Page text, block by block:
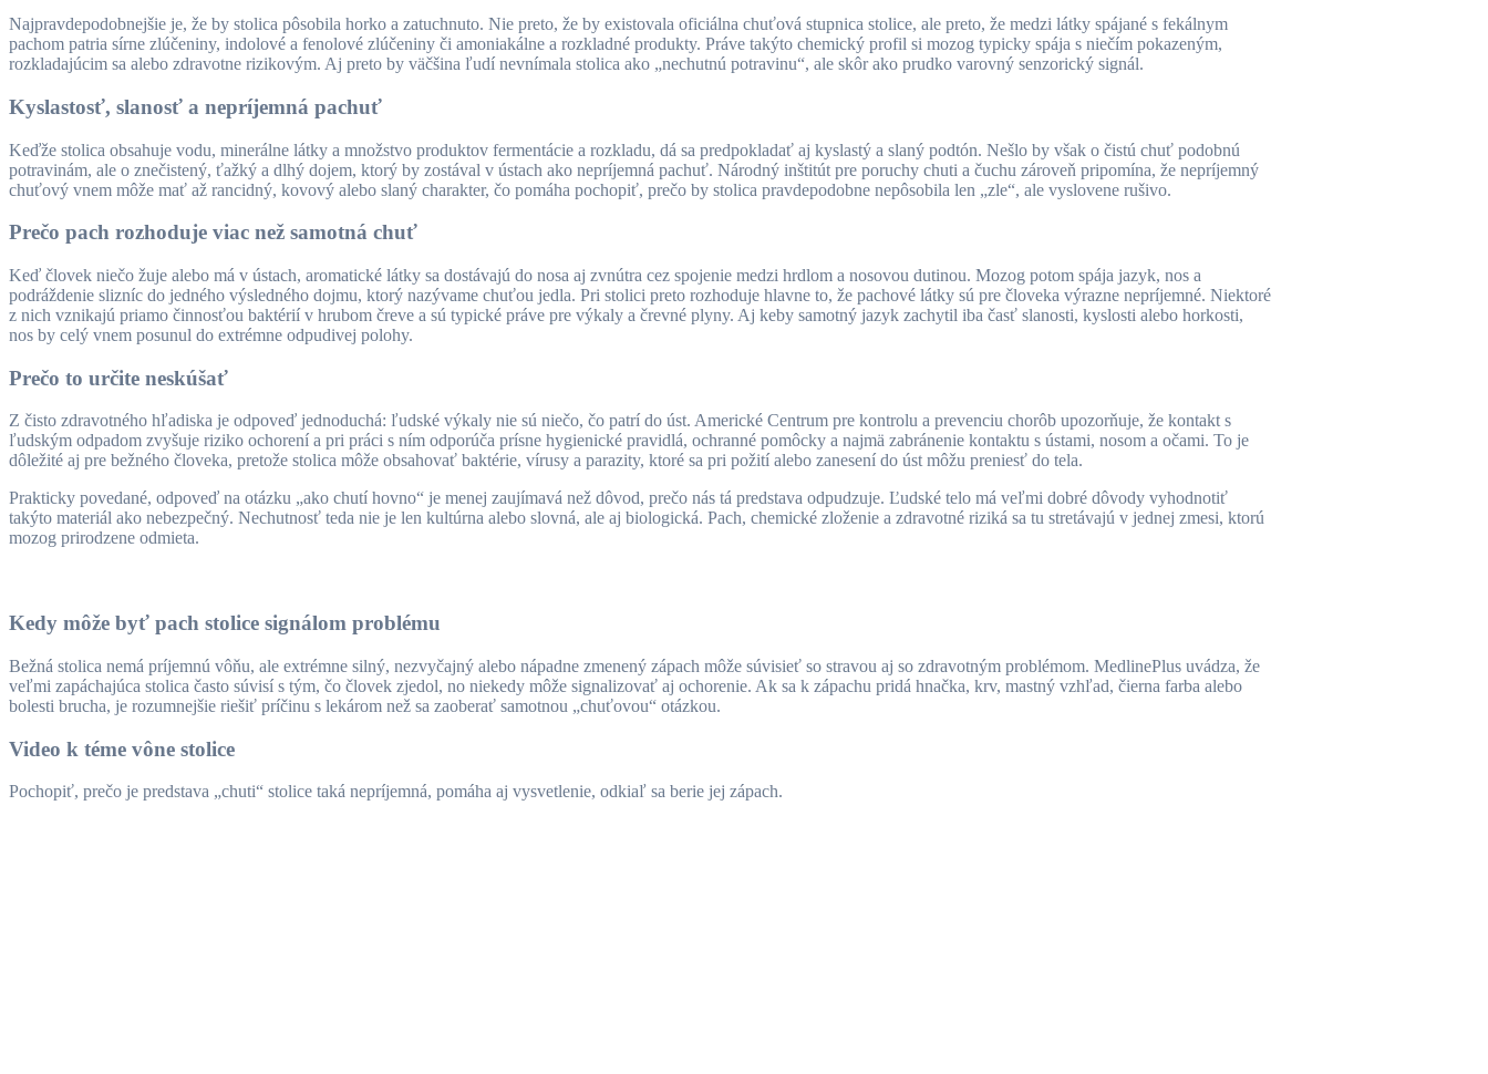
Najpravdepodobnejšie je, že by stolica pôsobila horko a zatuchnuto. Nie preto, že by existovala oficiálna chuťová stupnica stolice, ale preto, že medzi látky spájané s fekálnym
pachom patria sírne zlúčeniny, indolové a fenolové zlúčeniny či amoniakálne a rozkladné produkty. Práve takýto chemický profil si mozog typicky spája s niečím pokazeným,
rozkladajúcim sa alebo zdravotne rizikovým. Aj preto by väčšina ľudí nevnímala stolica ako „nechutnú potravinu“, ale skôr ako prudko varovný senzorický signál.
Kyslastosť, slanosť a nepríjemná pachuť
Keďže stolica obsahuje vodu, minerálne látky a množstvo produktov fermentácie a rozkladu, dá sa predpokladať aj kyslastý a slaný podtón. Nešlo by však o čistú chuť podobnú
potravinám, ale o znečistený, ťažký a dlhý dojem, ktorý by zostával v ústach ako nepríjemná pachuť. Národný inštitút pre poruchy chuti a čuchu zároveň pripomína, že nepríjemný
chuťový vnem môže mať až rancidný, kovový alebo slaný charakter, čo pomáha pochopiť, prečo by stolica pravdepodobne nepôsobila len „zle“, ale vyslovene rušivo.
Prečo pach rozhoduje viac než samotná chuť
Keď človek niečo žuje alebo má v ústach, aromatické látky sa dostávajú do nosa aj zvnútra cez spojenie medzi hrdlom a nosovou dutinou. Mozog potom spája jazyk, nos a
podráždenie slizníc do jedného výsledného dojmu, ktorý nazývame chuťou jedla. Pri stolici preto rozhoduje hlavne to, že pachové látky sú pre človeka výrazne nepríjemné. Niektoré
z nich vznikajú priamo činnosťou baktérií v hrubom čreve a sú typické práve pre výkaly a črevné plyny. Aj keby samotný jazyk zachytil iba časť slanosti, kyslosti alebo horkosti,
nos by celý vnem posunul do extrémne odpudivej polohy.
Prečo to určite neskúšať
Z čisto zdravotného hľadiska je odpoveď jednoduchá: ľudské výkaly nie sú niečo, čo patrí do úst. Americké Centrum pre kontrolu a prevenciu chorôb upozorňuje, že kontakt s
ľudským odpadom zvyšuje riziko ochorení a pri práci s ním odporúča prísne hygienické pravidlá, ochranné pomôcky a najmä zabránenie kontaktu s ústami, nosom a očami. To je
dôležité aj pre bežného človeka, pretože stolica môže obsahovať baktérie, vírusy a parazity, ktoré sa pri požití alebo zanesení do úst môžu preniesť do tela.
Prakticky povedané, odpoveď na otázku „ako chutí hovno“ je menej zaujímavá než dôvod, prečo nás tá predstava odpudzuje. Ľudské telo má veľmi dobré dôvody vyhodnotiť
takýto materiál ako nebezpečný. Nechutnosť teda nie je len kultúrna alebo slovná, ale aj biologická. Pach, chemické zloženie a zdravotné riziká sa tu stretávajú v jednej zmesi, ktorú
mozog prirodzene odmieta.
Kedy môže byť pach stolice signálom problému
Bežná stolica nemá príjemnú vôňu, ale extrémne silný, nezvyčajný alebo nápadne zmenený zápach môže súvisieť so stravou aj so zdravotným problémom. MedlinePlus uvádza, že
veľmi zapáchajúca stolica často súvisí s tým, čo človek zjedol, no niekedy môže signalizovať aj ochorenie. Ak sa k zápachu pridá hnačka, krv, mastný vzhľad, čierna farba alebo
bolesti brucha, je rozumnejšie riešiť príčinu s lekárom než sa zaoberať samotnou „chuťovou“ otázkou.
Video k téme vône stolice
Pochopiť, prečo je predstava „chuti“ stolice taká nepríjemná, pomáha aj vysvetlenie, odkiaľ sa berie jej zápach.